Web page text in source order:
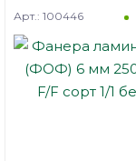
Арт.: 100446